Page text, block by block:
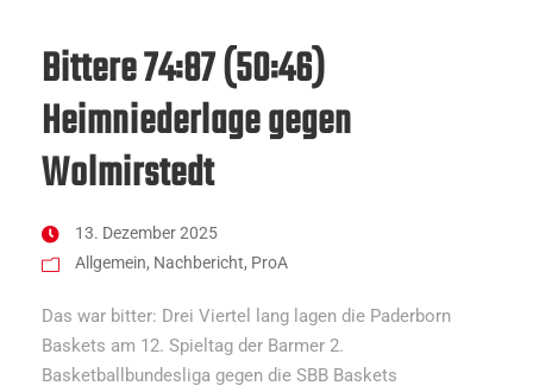
Bittere 74:87 (50:46)
Heimniederlage gegen
Wolmirstedt
13. Dezember 2025
Allgemein, Nachbericht, ProA
Das war bitter: Drei Viertel lang lagen die Paderborn
Baskets am 12. Spieltag der Barmer 2.
Basketballbundesliga gegen die SBB Baskets